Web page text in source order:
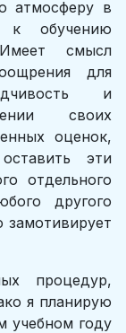
атмосферу в
к обучению
смысл
для
и
своих
оценок,
эти
отдельного
другого
процедур,
я планирую
учебном году